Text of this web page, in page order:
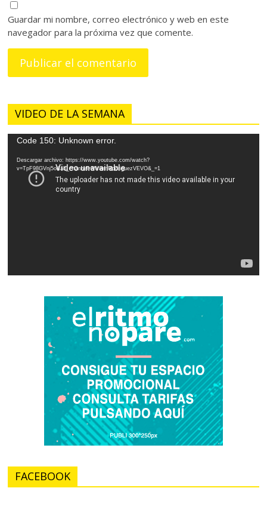
Guardar mi nombre, correo electrónico y web en este
navegador para la próxima vez que comente.
VIDEO DE LA SEMANA
Reproductor
vídeo
Code 150: Unknown error.
Descargar archivo: https://www.youtube.com/watch?
v=TpF98GVnj5o&ab_channel=MiriamRodriguezVEVO&_=1
FACEBOOK